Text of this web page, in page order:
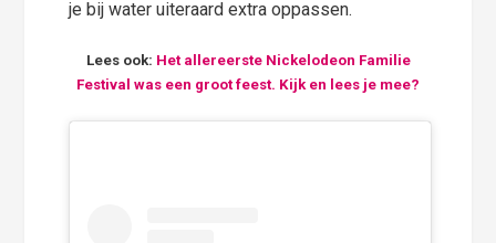
je bij water uiteraard extra oppassen.
Lees ook: Het allereerste Nickelodeon Familie
Festival was een groot feest. Kijk en lees je mee?